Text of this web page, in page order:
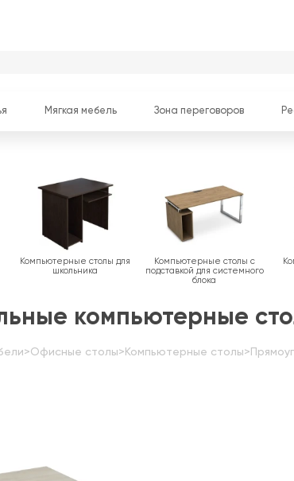
Мягкая мебель Зона переговоров
компьютерные
>Офисные столы> Компьютерные столы>
Компьютерные столы для
школьника
Компьютерные столы с
подставкой для системного
блока